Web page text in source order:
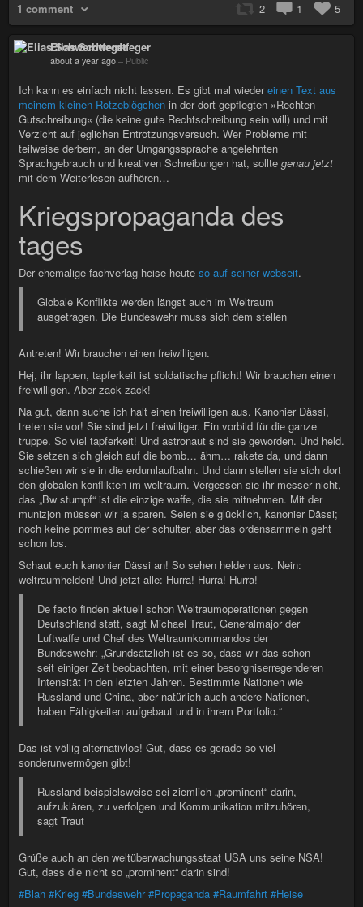
1 comment 2 1 5
Elias Schwerdtfeger
about a year ago – Public
Ich kann es einfach nicht lassen. Es gibt mal wiedereinen Text aus
meinem kleinen Rotzeblögchen in der dort gepflegten »Rechten
Gutschreibung« (die keine gute Rechtschreibung sein will) und mit
Verzicht auf jeglichen Entrotzungsversuch. Wer Probleme mit
teilweise derbem, an der Umgangssprache angelehnten
Sprachgebrauch und kreativen Schreibungen hat, sollte genau jetzt
mit dem Weiterlesen aufhören…
Kriegspropaganda des
tages
Der ehemalige fachverlag heise heute so auf seiner webseit.
Globale Konflikte werden längst auch im Weltraum
ausgetragen. Die Bundeswehr muss sich dem stellen
Antreten! Wir brauchen einen freiwilligen.
Hej, ihr lappen, tapferkeit ist soldatische pflicht! Wir brauchen einen
freiwilligen. Aber zack zack!
Na gut, dann suche ich halt einen freiwilligen aus. Kanonier Dässi,
treten sie vor! Sie sind jetzt freiwilliger. Ein vorbild für die ganze
truppe. So viel tapferkeit! Und astronaut sind sie geworden. Und held.
Sie setzen sich gleich auf die bomb… ähm… rakete da, und dann
schießen wir sie in die erdumlaufbahn. Und dann stellen sie sich dort
den globalen konflikten im weltraum. Vergessen sie ihr messer nicht,
das „Bw stumpf“ ist die einzige waffe, die sie mitnehmen. Mit der
munizjon müssen wir ja sparen. Seien sie glücklich, kanonier Dässi;
noch keine pommes auf der schulter, aber das ordensammeln geht
schon los.
Schaut euch kanonier Dässi an! So sehen helden aus. Nein:
weltraumhelden! Und jetzt alle: Hurra! Hurra! Hurra!
De facto finden aktuell schon Weltraumoperationen gegen
Deutschland statt, sagt Michael Traut, Generalmajor der
Luftwaffe und Chef des Weltraumkommandos der
Bundeswehr: „Grundsätzlich ist es so, dass wir das schon
seit einiger Zeit beobachten, mit einer besorgniserregenderen
Intensität in den letzten Jahren. Bestimmte Nationen wie
Russland und China, aber natürlich auch andere Nationen,
haben Fähigkeiten aufgebaut und in ihrem Portfolio.“
Das ist völlig alternativlos! Gut, dass es gerade so viel
sonderunvermögen gibt!
Russland beispielsweise sei ziemlich „prominent“ darin,
aufzuklären, zu verfolgen und Kommunikation mitzuhören,
sagt Traut
Grüße auch an den weltüberwachungsstaat USA uns seine NSA!
Gut, dass die nicht so „prominent“ darin sind!
#Blah #Krieg #Bundeswehr #Propaganda #Raumfahrt #Heise